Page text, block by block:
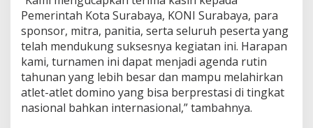
n
g
s
i
Pemerintah Kota Surabaya, KONI Surabaya, para
sponsor, mitra, panitia, serta seluruh peserta yang
telah mendukung suksesnya kegiatan ini. Harapan
kami, turnamen ini dapat menjadi agenda rutin
tahunan yang lebih besar dan mampu melahirkan
atlet-atlet domino yang bisa berprestasi di tingkat
nasional bahkan internasional,” tambahnya.